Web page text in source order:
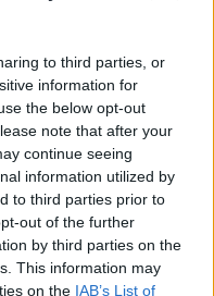
to third parties, or
information for
the below opt-out
note that after your
continue seeing
information utilized by
to third parties prior to
out of the further
by third parties on the
This information may
on the IAB’s List of
érzelmesebb oldalát
ikonikus vezér vagy
egy olyan vezető, aki
háborút vinni
és hogyan lehet
ne váljon maga is
jól kezeli az